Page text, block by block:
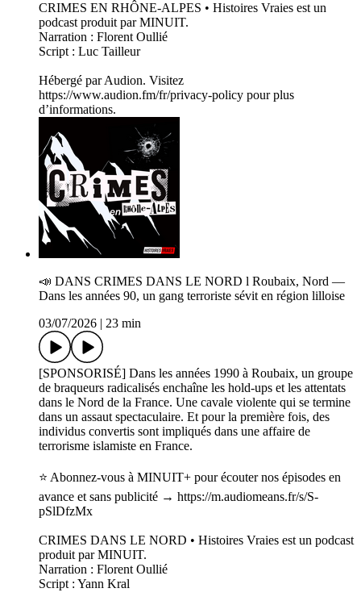
CRIMES EN RHÔNE-ALPES • Histoires Vraies est un
podcast produit par MINUIT.
Narration : Florent Oullié
Script : Luc Tailleur
Hébergé par Audion. Visitez
https://www.audion.fm/fr/privacy-policy pour plus
d’informations.
📣 DANS CRIMES DANS LE NORD l Roubaix, Nord —
Dans les années 90, un gang terroriste sévit en région lilloise
03/07/2026
23 min
[SPONSORISÉ] Dans les années 1990 à Roubaix, un groupe
de braqueurs radicalisés enchaîne les hold-ups et les attentats
dans le Nord de la France. Une cavale violente qui se termine
dans un assaut spectaculaire. Et pour la première fois, des
individus convertis sont impliqués dans une affaire de
terrorisme islamiste en France.
⭐️ Abonnez-vous à MINUIT+ pour écouter nos épisodes en
avance et sans publicité → https://m.audiomeans.fr/s/S-
pSlDfzMx
CRIMES DANS LE NORD • Histoires Vraies est un podcast
produit par MINUIT.
Narration : Florent Oullié
Script : Yann Kral